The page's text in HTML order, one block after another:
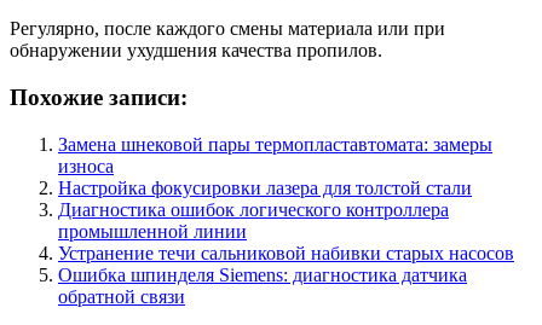
Регулярно, после каждого смены материала или при
обнаружении ухудшения качества пропилов.
Похожие записи:
Замена шнековой пары термопластавтомата: замеры
износа
Настройка фокусировки лазера для толстой стали
Диагностика ошибок логического контроллера
промышленной линии
Устранение течи сальниковой набивки старых насосов
Ошибка шпинделя Siemens: диагностика датчика
обратной связи